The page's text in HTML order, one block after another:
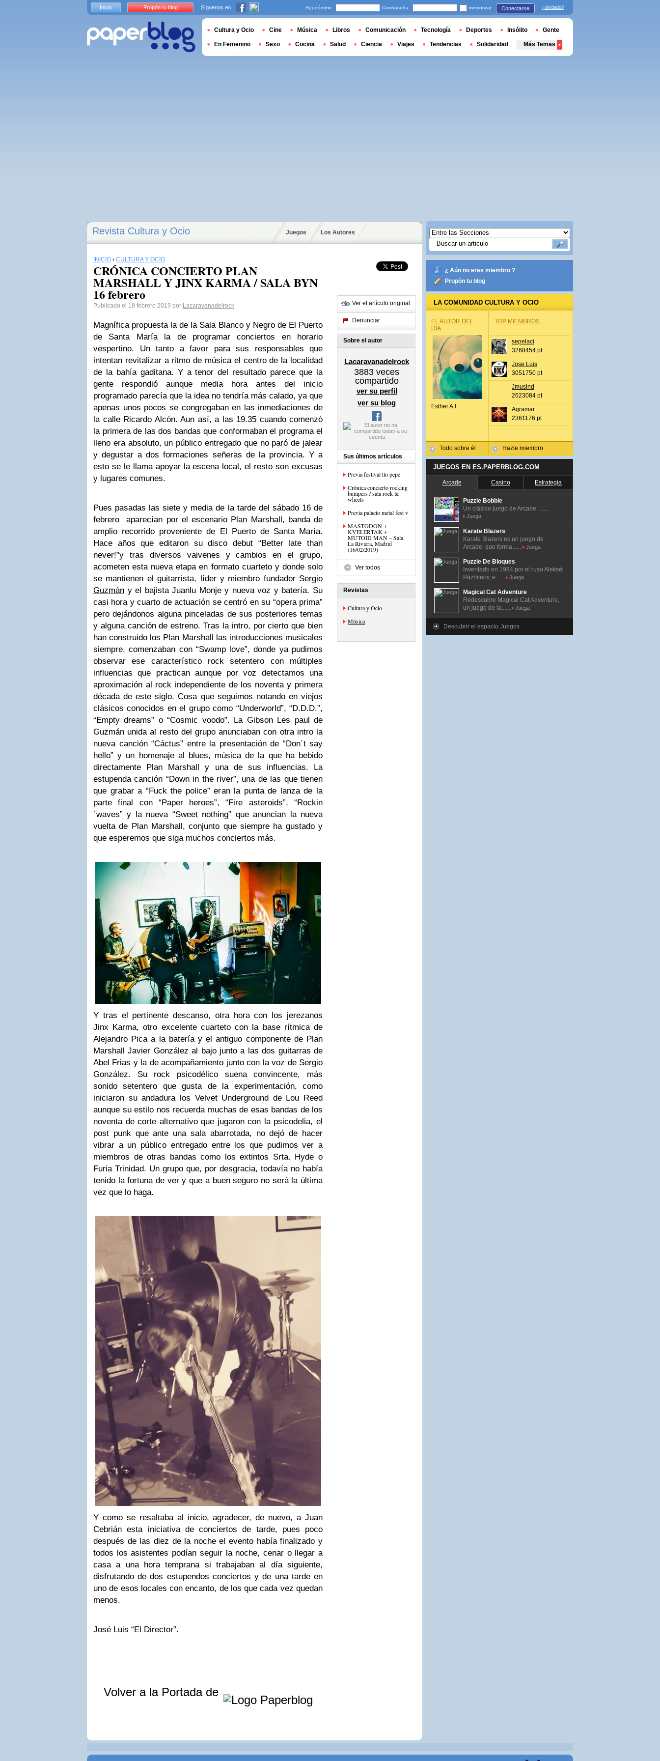
Revista Cultura y Ocio Juegos Los Autores
INICIO › CULTURA Y OCIO
CRÓNICA CONCIERTO PLAN
MARSHALL Y JINX KARMA / SALA BYN
16 febrero
Publicado el 18 febrero 2019 por Lacaravanadelrock
Magnífica propuesta la de la Sala Blanco y Negro de El Puerto
de Santa María la de programar conciertos en horario
vespertino. Un tanto a favor para sus responsables que
intentan revitalizar a ritmo de música el centro de la localidad
de la bahía gaditana. Y a tenor del resultado parece que la
gente respondió aunque media hora antes del inicio
programado parecía que la idea no tendría más calado, ya que
apenas unos pocos se congregaban en las inmediaciones de
la calle Ricardo Alcón. Aun así, a las 19.35 cuando comenzó
la primera de las dos bandas que conformaban el programa el
lleno era absoluto, un público entregado que no paró de jalear
y degustar a dos formaciones señeras de la provincia. Y a
esto se le llama apoyar la escena local, el resto son excusas
y lugares comunes.
Pues pasadas las siete y media de la tarde del sábado 16 de
febrero aparecían por el escenario Plan Marshall, banda de
amplio recorrido proveniente de El Puerto de Santa María.
Hace años que editaron su disco debut “Better late than
never!”y tras diversos vaivenes y cambios en el grupo,
acometen esta nueva etapa en formato cuarteto y donde solo
se mantienen el guitarrista, líder y miembro fundador Sergio
Guzmán y el bajista Juanlu Monje y nueva voz y batería. Su
casi hora y cuarto de actuación se centró en su “opera prima”
pero dejándonos alguna pinceladas de sus posteriores temas
y alguna canción de estreno. Tras la intro, por cierto que bien
han construido los Plan Marshall las introducciones musicales
siempre, comenzaban con “Swamp love”, donde ya pudimos
observar ese característico rock setentero con múltiples
influencias que practican aunque por voz detectamos una
aproximación al rock independiente de los noventa y primera
década de este siglo. Cosa que seguimos notando en viejos
clásicos conocidos en el grupo como “Underworld”, “D.D.D.”,
“Empty dreams” o “Cosmic voodo”. La Gibson Les paul de
Guzmán unida al resto del grupo anunciaban con otra intro la
nueva canción “Cáctus” entre la presentación de “Don´t say
hello” y un homenaje al blues, música de la que ha bebido
directamente Plan Marshall y una de sus influencias. La
estupenda canción “Down in the river”, una de las que tienen
que grabar a “Fuck the police” eran la punta de lanza de la
parte final con “Paper heroes”, “Fire asteroids”, “Rockin
´waves” y la nueva “Sweet nothing” que anuncian la nueva
vuelta de Plan Marshall, conjunto que siempre ha gustado y
que esperemos que siga muchos conciertos más.
Y tras el pertinente descanso, otra hora con los jerezanos
Jinx Karma, otro excelente cuarteto con la base rítmica de
Alejandro Pica a la batería y el antiguo componente de Plan
Marshall Javier González al bajo junto a las dos guitarras de
Abel Frias y la de acompañamiento junto con la voz de Sergio
González. Su rock psicodélico suena convincente, más
sonido setentero que gusta de la experimentación, como
iniciaron su andadura los Velvet Underground de Lou Reed
aunque su estilo nos recuerda muchas de esas bandas de los
noventa de corte alternativo que jugaron con la psicodelia, el
post punk que ante una sala abarrotada, no dejó de hacer
vibrar a un público entregado entre los que pudimos ver a
miembros de otras bandas como los extintos Srta. Hyde o
Furia Trinidad. Un grupo que, por desgracia, todavía no había
tenido la fortuna de ver y que a buen seguro no será la última
vez que lo haga.
Y como se resaltaba al inicio, agradecer, de nuevo, a Juan
Cebrián esta iniciativa de conciertos de tarde, pues poco
después de las diez de la noche el evento había finalizado y
todos los asistentes podían seguir la noche, cenar o llegar a
casa a una hora temprana si trabajaban al día siguiente,
disfrutando de dos estupendos conciertos y de una tarde en
uno de esos locales con encanto, de los que cada vez quedan
menos.
José Luis “El Director”.
Volver a la Portada de
Ver el artículo original
Denunciar
Sobre el autor
Lacaravanadelrock
3883 veces
compartido
ver su perfil
ver su blog
Sus últimos artículos
Previa festival tío pepe
Crónica concierto rocking
bumpers / sala rock &
wheels
Previa palacio metal fest v
MASTODON +
KVELERTAK +
MUTOID MAN – Sala
La Riviera, Madrid
(16/02/2019)
Ver todos
Revistas
Cultura y Ocio
Música
¿ Aún no eres miembro ?
Propón tu blog
LA COMUNIDAD CULTURA Y OCIO
EL AUTOR DEL
DÍA
Esther A.l.
Todo sobre él
TOP MIEMBROS
sepelaci
3268454 pt
Jose Luis
3051750 pt
Jmusind
2623084 pt
Agramar
2361176 pt
Hazte miembro
JUEGOS EN ES.PAPERBLOG.COM
Arcade Casino Estrategia
Puzzle Bobble
Un clásico juego de Arcade. ......
Juega
Karate Blazers
Karate Blazers es un juego de
Arcade, que forma......
Juega
Puzzle De Bloques
Inventado en 1984 por el ruso Alekséi
Pázhitnov, e......
Juega
Magical Cat Adventure
Redescubre Magical Cat Adventure,
un juego de la......
Juega
Descubrir el espacio Juegos
Inicio Propón tu blog Síguenos en Seudónimo Contraseña memorizar Conectarse ¿olvidado?
Cultura y Ocio Cine Música Libros Comunicación Tecnología Deportes Insólito Gente
En Femenino Sexo Cocina Salud Ciencia Viajes Tendencias Solidaridad Más Temas